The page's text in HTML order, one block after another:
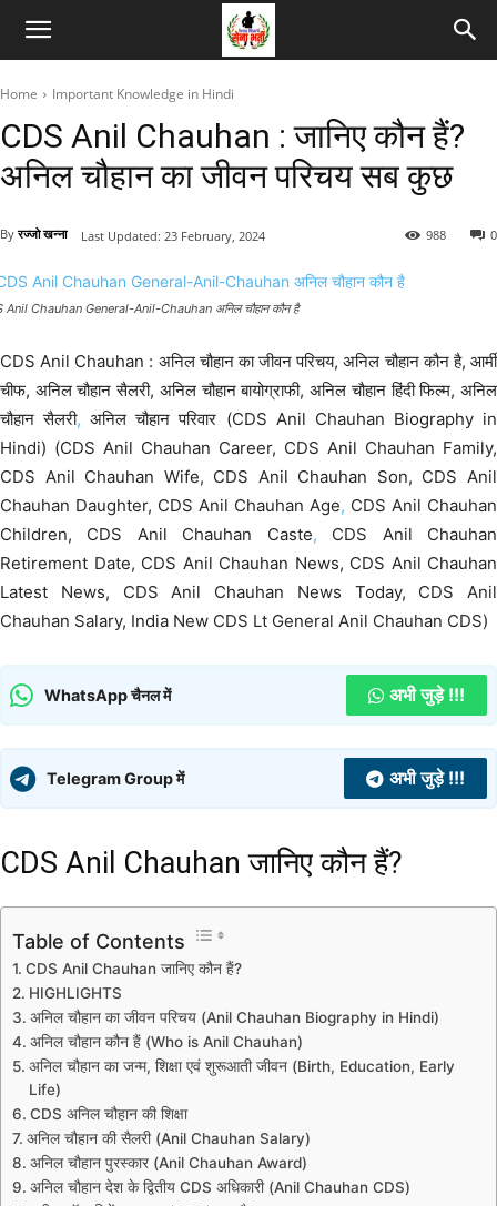
Home Important Knowledge in Hindi
CDS Anil Chauhan : जानिए कौन हैं?
अनिल चौहान का जीवन परिचय सब कुछ
By रज्जो खन्ना 0
988
Last Updated: 23 February, 2024
Anil Chauhan General-Anil-Chauhan अनिल चौहान कौन है
CDS Anil Chauhan : अनिल चौहान का जीवन परिचय, अनिल चौहान कौन है, आर्मी
चीफ, अनिल चौहान सैलरी, अनिल चौहान बायोग्राफी, अनिल चौहान हिंदी फिल्म, अनिल
चौहान सैलरी, अनिल चौहान परिवार (CDS Anil Chauhan Biography in
Hindi) (CDS Anil Chauhan Career, CDS Anil Chauhan Family,
CDS Anil Chauhan Wife, CDS Anil Chauhan Son, CDS Anil
Chauhan Daughter, CDS Anil Chauhan Age, CDS Anil Chauhan
Children, CDS Anil Chauhan Caste, CDS Anil Chauhan
Retirement Date, CDS Anil Chauhan News, CDS Anil Chauhan
Latest News, CDS Anil Chauhan News Today, CDS Anil
Chauhan Salary, India New CDS Lt General Anil Chauhan CDS)
WhatsApp चैनल में अभी जुड़े !!!
Telegram Group में अभी जुड़े !!!
CDS Anil Chauhan जानिए कौन हैं?
Table of Contents
CDS Anil Chauhan जानिए कौन हैं?
HIGHLIGHTS
अनिल चौहान का जीवन परिचय (Anil Chauhan Biography in Hindi)
अनिल चौहान कौन हैं (Who is Anil Chauhan)
अनिल चौहान का जन्म, शिक्षा एवं शुरूआती जीवन (Birth, Education, Early
Life)
CDS अनिल चौहान की शिक्षा
अनिल चौहान की सैलरी (Anil Chauhan Salary)
अनिल चौहान पुरस्कार (Anil Chauhan Award)
अनिल चौहान देश के द्वितीय CDS अधिकारी (Anil Chauhan CDS)